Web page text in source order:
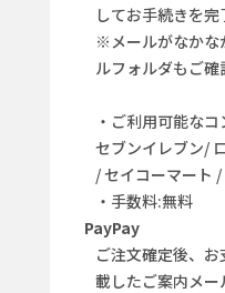
してお手続きを完
※メールがなかな
ルフォルダもご確
・ご利用可能な
セブンイレブン/
/ セイコーマート
・手数料:無料
PayPay
ご注文確定後、
載したご案内メー